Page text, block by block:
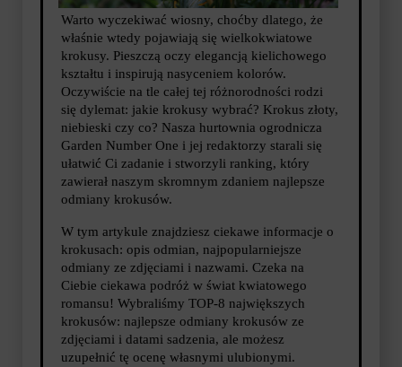
Warto wyczekiwać wiosny, choćby dlatego, że
właśnie wtedy pojawiają się wielkokwiatowe
krokusy. Pieszczą oczy elegancją kielichowego
kształtu i inspirują nasyceniem kolorów.
Oczywiście na tle całej tej różnorodności rodzi
się dylemat: jakie krokusy wybrać? Krokus złoty,
niebieski czy co? Nasza hurtownia ogrodnicza
Garden Number One i jej redaktorzy starali się
ułatwić Ci zadanie i stworzyli ranking, który
zawierał naszym skromnym zdaniem najlepsze
odmiany krokusów.
W tym artykule znajdziesz ciekawe informacje o
krokusach: opis odmian, najpopularniejsze
odmiany ze zdjęciami i nazwami. Czeka na
Ciebie ciekawa podróż w świat kwiatowego
romansu! Wybraliśmy TOP-8 największych
krokusów: najlepsze odmiany krokusów ze
zdjęciami i datami sadzenia, ale możesz
uzupełnić tę ocenę własnymi ulubionymi.